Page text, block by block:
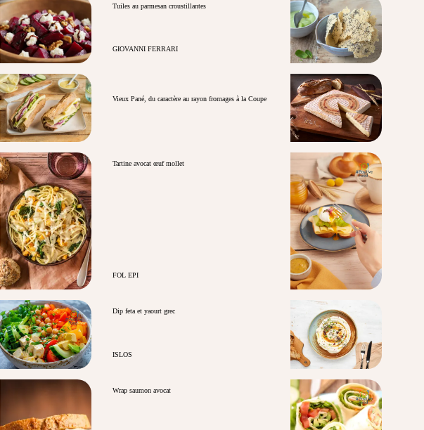
Tuiles au parmesan croustillantes
GIOVANNI FERRARI
Vieux Pané, du caractère au rayon fromages à la Coupe
Tartine avocat œuf mollet
FOL EPI
Dip feta et yaourt grec
ISLOS
Wrap saumon avocat